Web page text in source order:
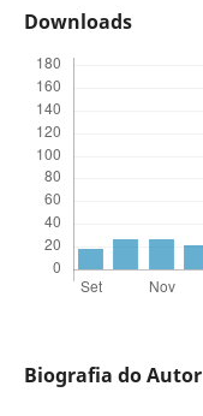
Downloads
Biografia do Autor